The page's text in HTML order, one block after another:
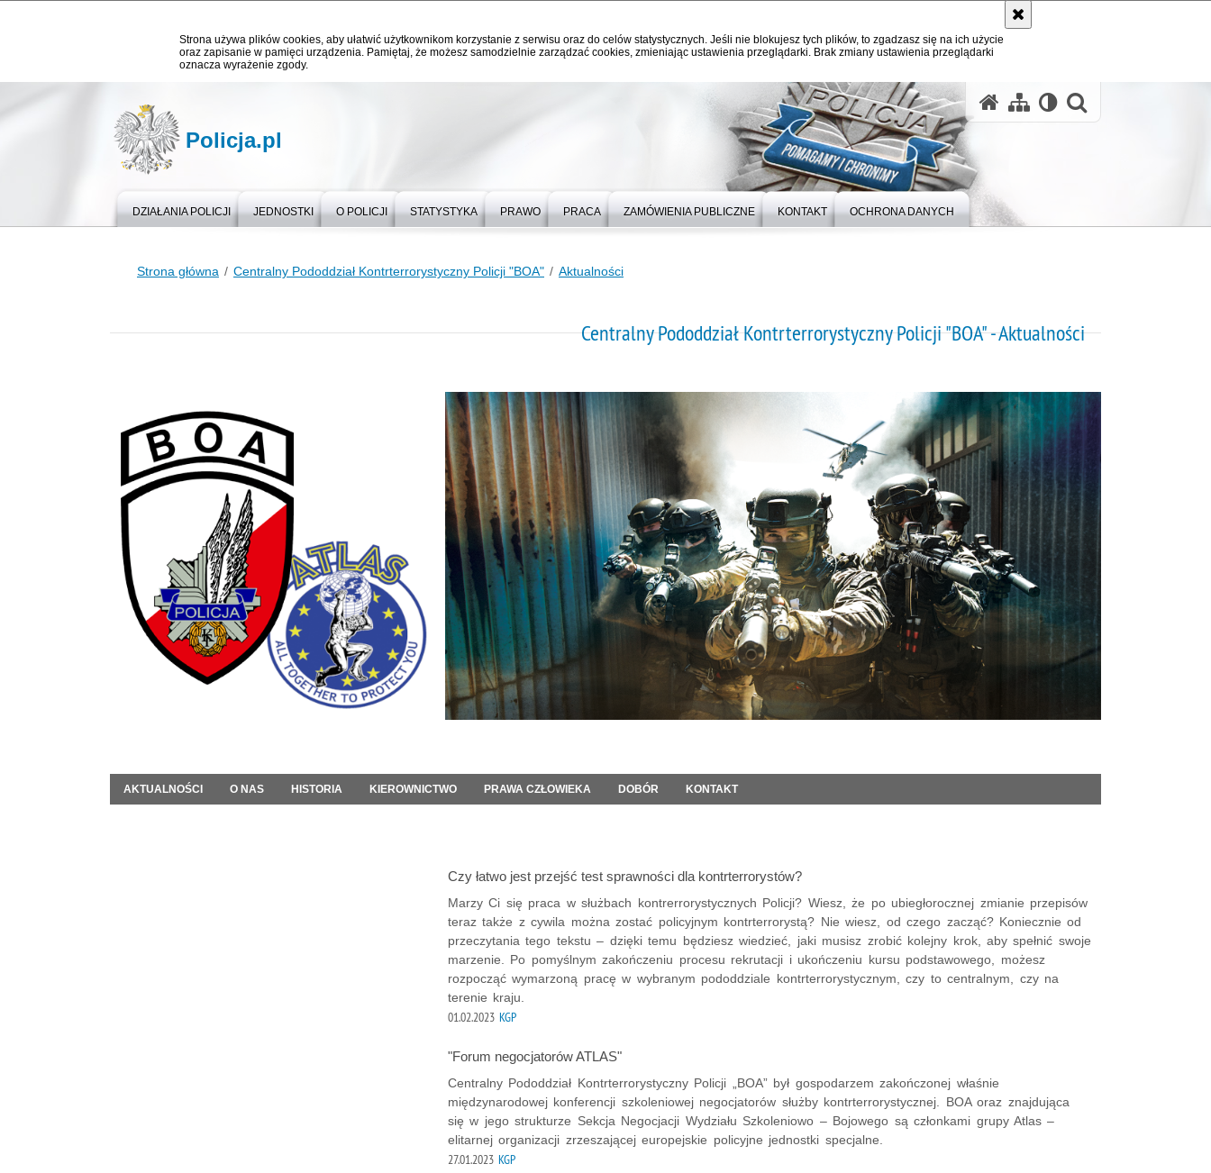
Strona używa plików cookies, aby ułatwić użytkownikom korzystanie z serwisu oraz do celów statystycznych. Jeśli nie blokujesz tych plików, to zgadzasz się na ich użycie
oraz zapisanie w pamięci urządzenia. Pamiętaj, że możesz samodzielnie zarządzać cookies, zmieniając ustawienia przeglądarki. Brak zmiany ustawienia przeglądarki
oznacza wyrażenie zgody.
Policja.pl
DZIAŁANIA POLICJI JEDNOSTKI O POLICJI STATYSTYKA PRAWO PRACA ZAMÓWIENIA PUBLICZNE KONTAKT OCHRONA DANYCH
Strona główna Centralny Pododdział Kontrterrorystyczny Policji "BOA" Aktualności
Centralny Pododdział Kontrterrorystyczny Policji "BOA" - Aktualności
AKTUALNOŚCI O NAS HISTORIA KIEROWNICTWO PRAWA CZŁOWIEKA DOBÓR KONTAKT
Czy łatwo jest przejść test sprawności dla kontrterrorystów?
Marzy Ci się praca w służbach kontrerrorystycznych Policji? Wiesz, że po ubiegłorocznej zmianie przepisów
teraz także z cywila można zostać policyjnym kontrterrorystą? Nie wiesz, od czego zacząć? Koniecznie od
przeczytania tego tekstu – dzięki temu będziesz wiedzieć, jaki musisz zrobić kolejny krok, aby spełnić swoje
marzenie. Po pomyślnym zakończeniu procesu rekrutacji i ukończeniu kursu podstawowego, możesz
rozpocząć wymarzoną pracę w wybranym pododdziale kontrterrorystycznym, czy to centralnym, czy na
terenie kraju.
01.02.2023 KGP
"Forum negocjatorów ATLAS"
Centralny Pododdział Kontrterrorystyczny Policji „BOA” był gospodarzem zakończonej właśnie
międzynarodowej konferencji szkoleniowej negocjatorów służby kontrterrorystycznej. BOA oraz znajdująca
się w jego strukturze Sekcja Negocjacji Wydziału Szkoleniowo – Bojowego są członkami grupy Atlas –
elitarnej organizacji zrzeszającej europejskie policyjne jednostki specjalne.
27.01.2023 KGP